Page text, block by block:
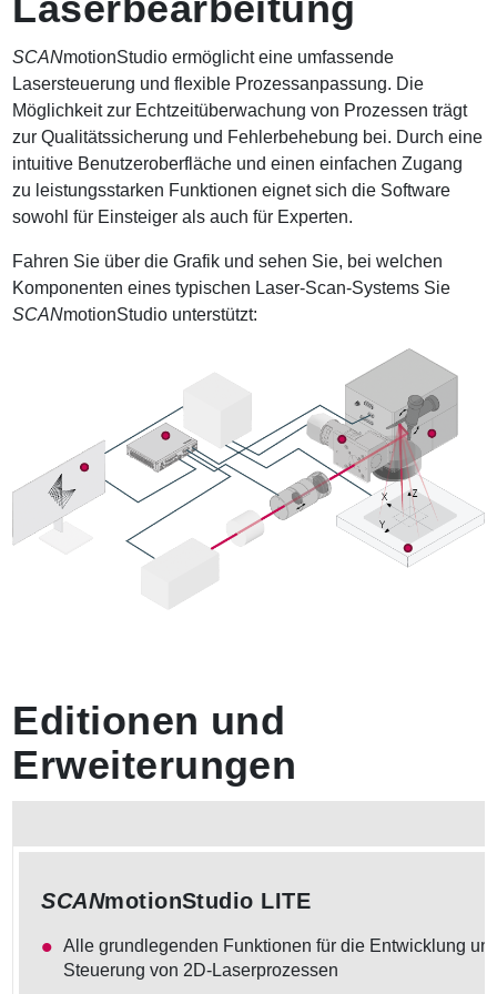
t
i
o
n
SCANmotionStudio ermöglicht eine umfassende
Lasersteuerung und flexible Prozessanpassung. Die
Möglichkeit zur Echtzeitüberwachung von Prozessen trägt
zur Qualitätssicherung und Fehlerbehebung bei. Durch eine
intuitive Benutzeroberfläche und einen einfachen Zugang
zu leistungsstarken Funktionen eignet sich die Software
sowohl für Einsteiger als auch für Experten.
Fahren Sie über die Grafik und sehen Sie, bei welchen
Komponenten eines typischen Laser-Scan-Systems Sie
SCANmotionStudio unterstützt:
Editionen und
Erweiterungen
SCANmotionStudio LITE
Alle grundlegenden Funktionen für die Entwicklung
Steuerung von 2D-Laserprozessen